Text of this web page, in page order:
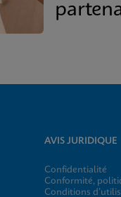
AVIS JURIDIQUE
Confidentialité
Conformité,
Conditions